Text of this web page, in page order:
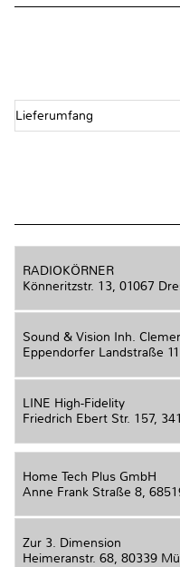
Lieferumfang
RADIOKÖRNER
Könneritzstr. 13, 01067
Sound & Vision Inh.
Eppendorfer Landstraße
LINE High-Fidelity
Friedrich Ebert Str. 157,
Home Tech Plus GmbH
Anne Frank Straße 8,
Zur 3. Dimension
Heimeranstr. 68, 80339